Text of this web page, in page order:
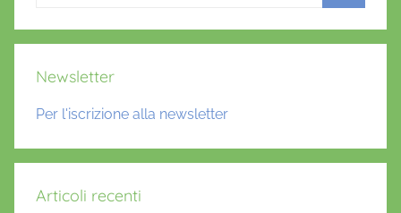
Newsletter
Per l'iscrizione alla newsletter
Articoli recenti